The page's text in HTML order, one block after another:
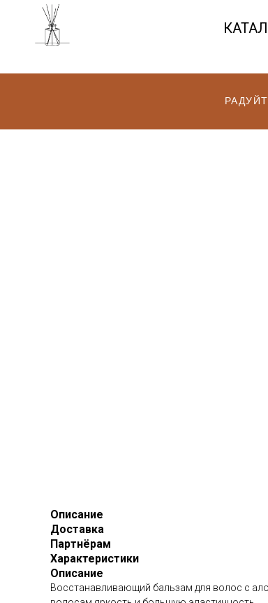
Описание
Доставка
Партнёрам
Характеристики
Описание
Восстанавливающий бальзам для волос с